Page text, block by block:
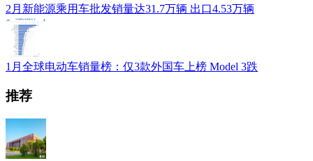
2月新能源乘用车批发销量达31.7万辆 出口4.53万辆
1月全球电动车销量榜：仅3款外国车上榜 Model 3跌
推荐